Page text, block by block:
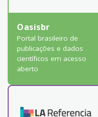
Oasisbr
Portal brasileiro de
publicações e dados
científicos em acesso
aberto